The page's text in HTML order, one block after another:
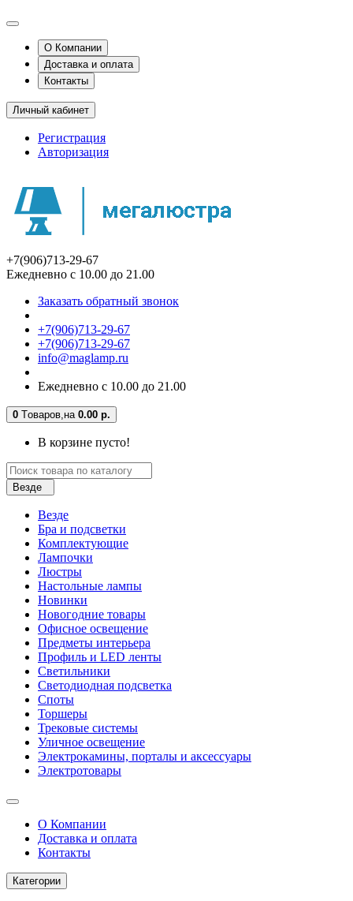
О Компании
Доставка и оплата
Контакты
Личный кабинет
Регистрация
Авторизация
+7(906)713-29-67
Ежедневно с 10.00 до 21.00
Заказать обратный звонок
+7(906)713-29-67
+7(906)713-29-67
info@maglamp.ru
Ежедневно с 10.00 до 21.00
0 Tоваров,на 0.00 р.
В корзине пусто!
Везде
Везде
Бра и подсветки
Комплектующие
Лампочки
Люстры
Настольные лампы
Новинки
Новогодние товары
Офисное освещение
Предметы интерьера
Профиль и LED ленты
Светильники
Светодиодная подсветка
Споты
Торшеры
Трековые системы
Уличное освещение
Электрокамины, порталы и аксессуары
Электротовары
О Компании
Доставка и оплата
Контакты
Категории